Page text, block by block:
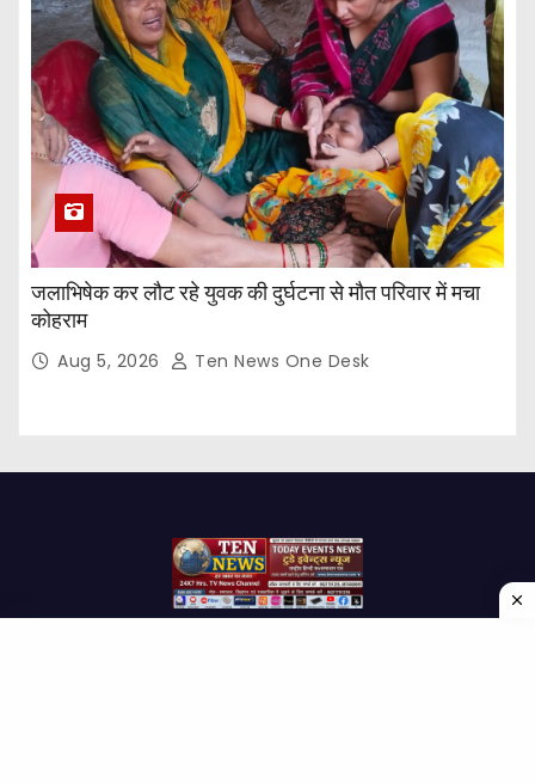
जलाभिषेक कर लौट रहे युवक की दुर्घटना से मौत परिवार में मचा
कोहराम
Aug 5, 2026 Ten News One Desk